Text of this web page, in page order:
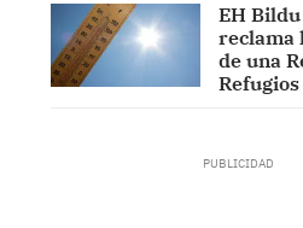
EH
reclama
de una